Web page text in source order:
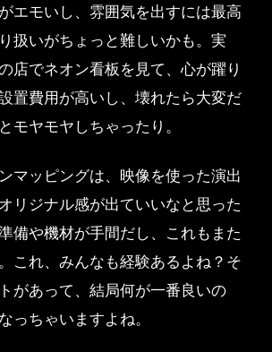
エモいし、雰囲気を出すには最高
扱いがちょっと難しいかも。実
店でネオン看板を見て、心が躍り
置費用が高いし、壊れたら大変だ
モヤモヤしちゃったり。
マッピングは、映像を使った演出
リジナル感が出ていいなと思った
備や機材が手間だし、これもまた
これ、みんなも経験あるよね？そ
があって、結局何が一番良いの
っちゃいますよね。